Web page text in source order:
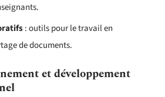
: outils pour le travail en
de documents.
et développement